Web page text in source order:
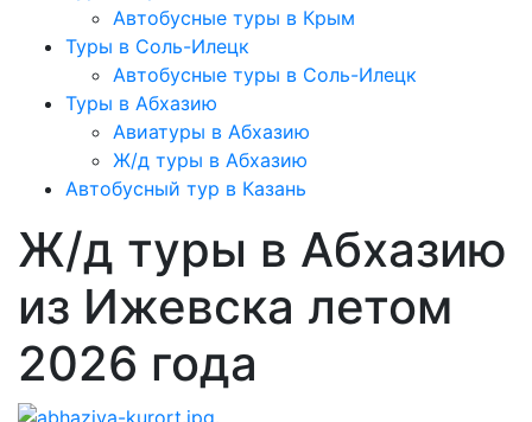
Автобусные туры в Крым
Туры в Соль-Илецк
Автобусные туры в Соль-Илецк
Туры в Абхазию
Авиатуры в Абхазию
Ж/д туры в Абхазию
Автобусный тур в Казань
Ж/д туры в Абхазию
из Ижевска летом
2026 года